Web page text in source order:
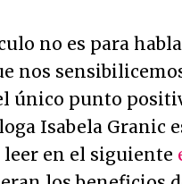
no es para
nos
único punto
Isabela Granic
en el siguiente